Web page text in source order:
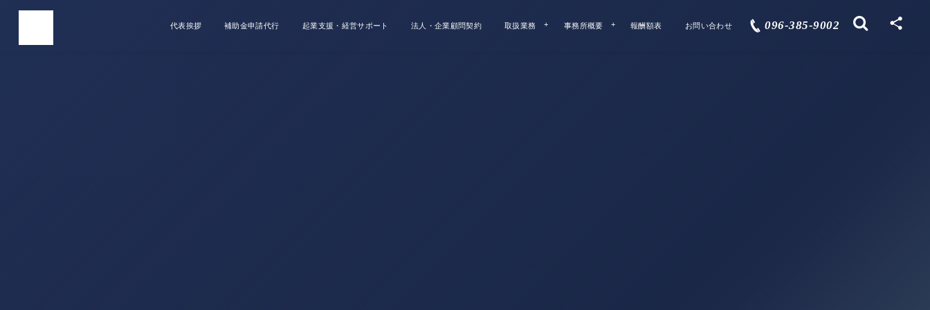
代表挨拶 補助金申請代行 起業支援・経営サポート 法人・企業顧問契約 取扱業務 事務所概要 報酬額表 お問い合わせ 096-385-9002